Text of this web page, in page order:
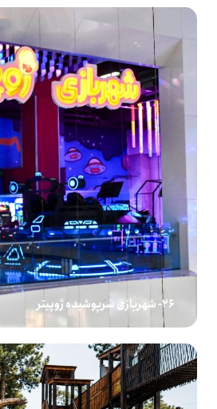
26- شهربازی سرپوشیده ژوپیتر